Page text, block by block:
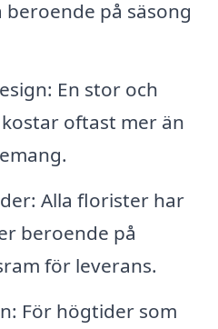
på säsong
En stor och
oftast mer än
Alla florister har
beroende på
för leverans.
För högtider som